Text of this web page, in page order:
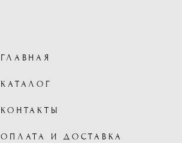
ГЛАВНАЯ
КАТАЛОГ
КОНТАКТЫ
ОПЛАТА И ДОСТАВКА